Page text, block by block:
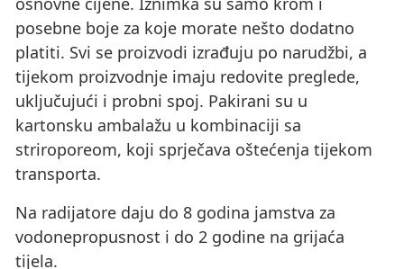
posebne boje za koje morate nešto dodatno
platiti. Svi se proizvodi izrađuju po narudžbi, a
tijekom proizvodnje imaju redovite preglede,
uključujući i probni spoj. Pakirani su u
kartonsku ambalažu u kombinaciji sa
striroporeom, koji sprječava oštećenja tijekom
transporta.
Na radijatore daju do 8 godina jamstva za
vodonepropusnost i do 2 godine na grijaća
tijela.